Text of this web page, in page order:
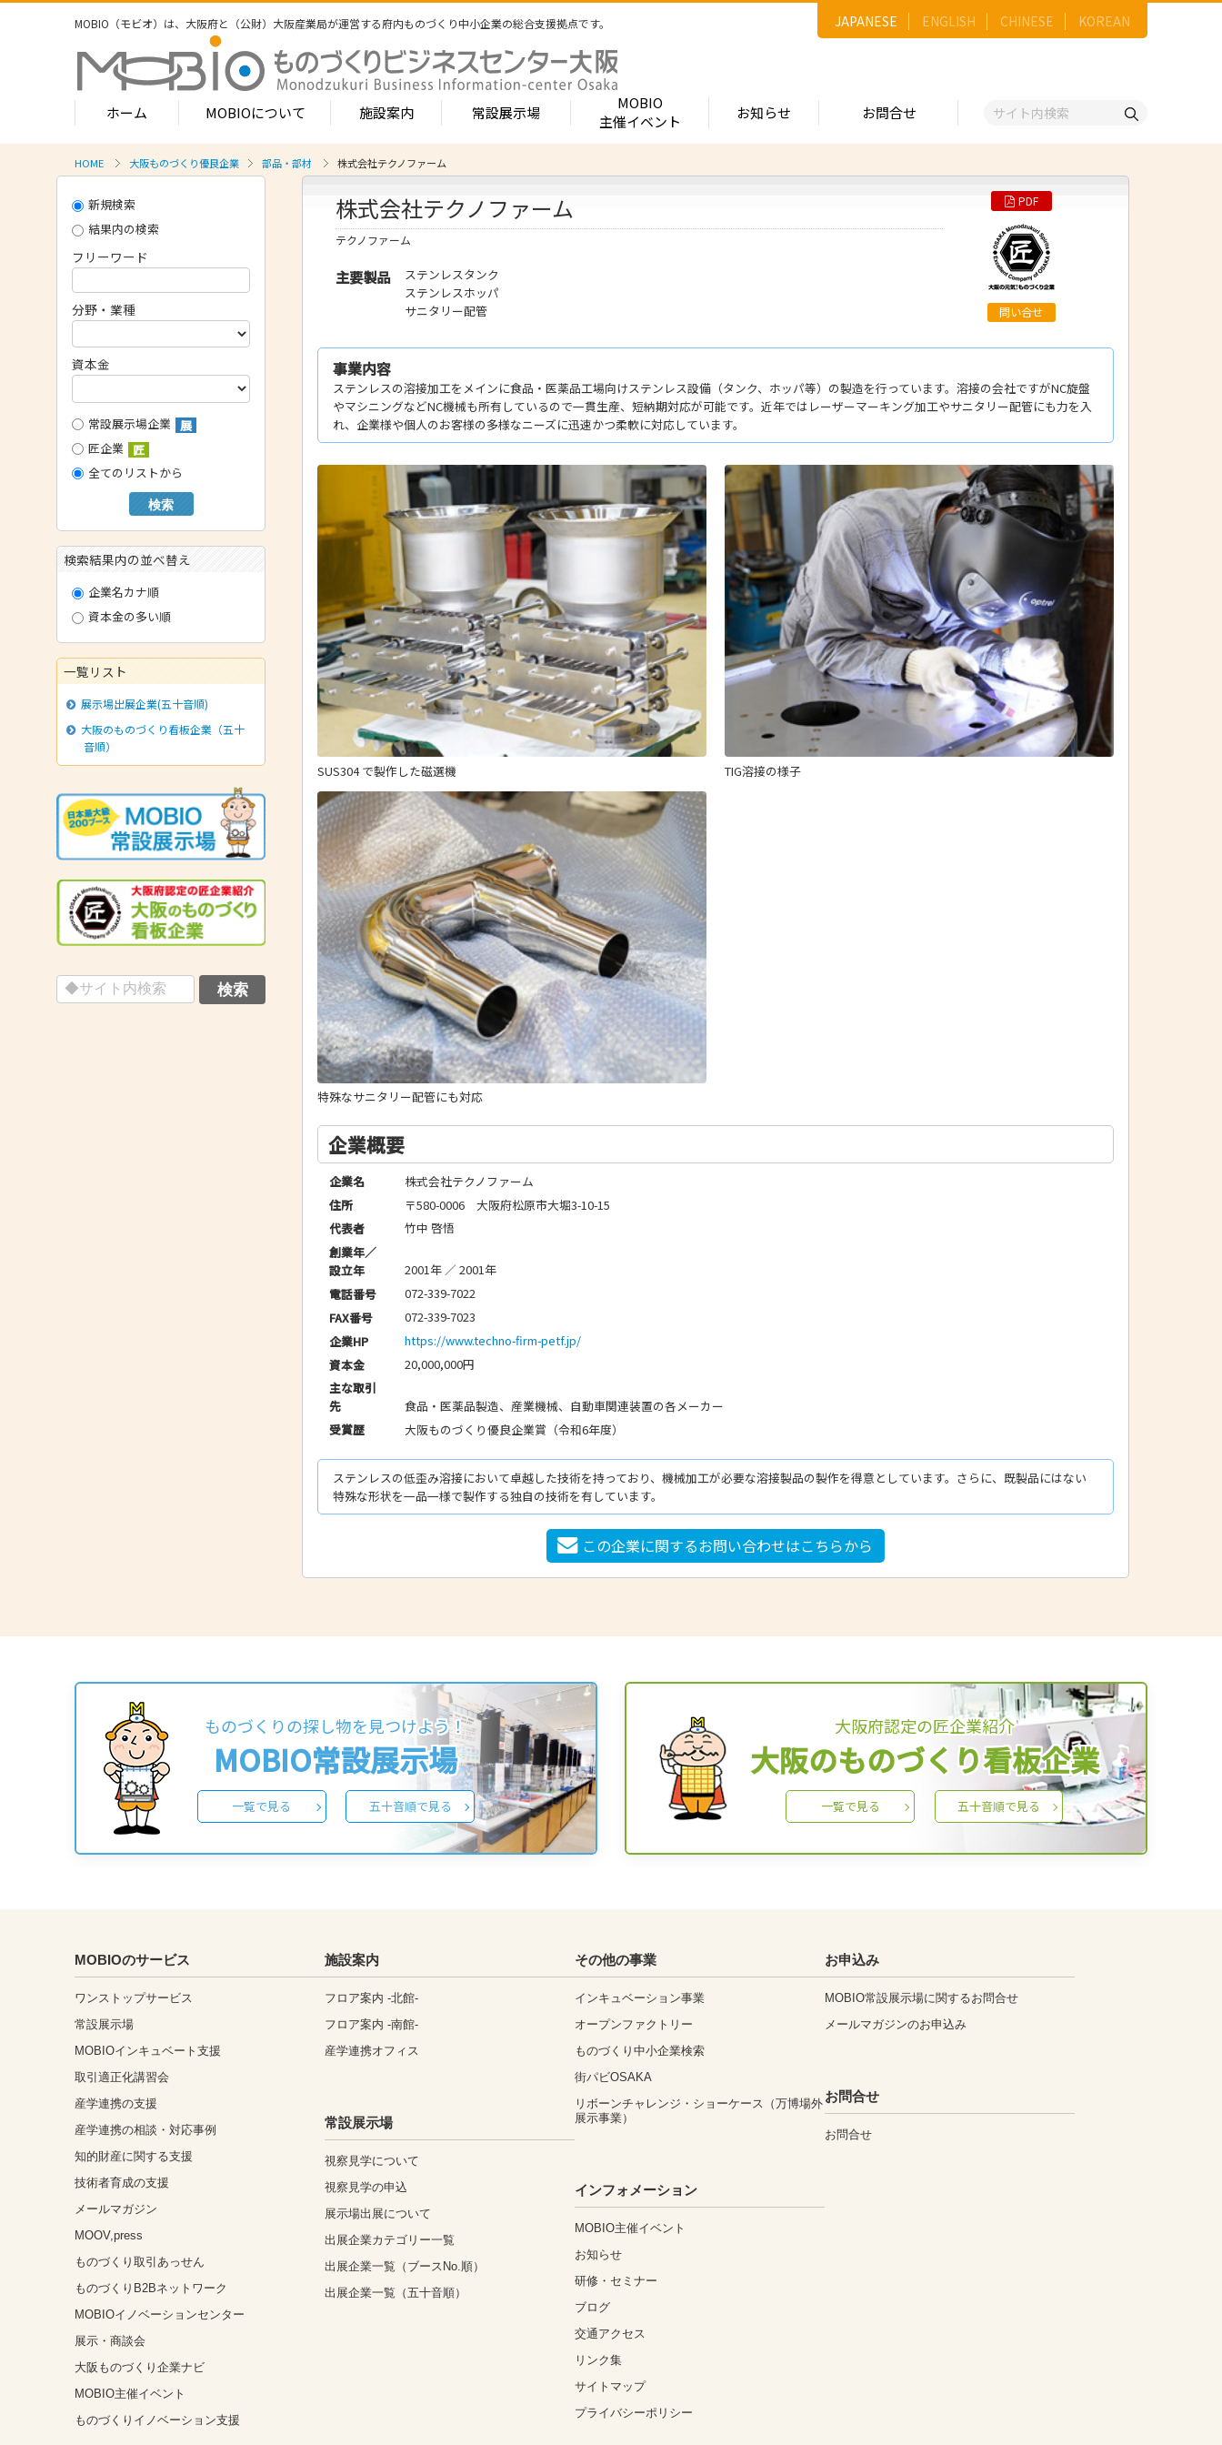
MOBIO（モビオ）は、大阪府と（公財）大阪産業局が運営する府内ものづくり中小企業の総合支援拠点です。 JAPANESE ENGLISH CHINESE KOREAN
ホーム MOBIOについて
MOBIOのサービス
- MOBIOインキュベート支援
- 産学連携の支援
- 産学連携の相談・対応事例
- 知的財産に関する支援
- ものづくり取引あっせん
- MOBIOイノベーションセンター
- 展示・商談会
- 大阪ものづくり企業ナビ
- MOBIO主催イベント
- ものづくりイノベーション支援
- 大阪ものづくり優良企業賞
- 大阪製ブランド認定制度
- 大阪の伝統工芸品
- 大阪ものづくり企業 海外拠点リスト
MOBIOとは
施設案内
- フロア案内 -北館-
1-2階（常設展示企業五十音順一覧）
常設展示場のご案内
4階（インキュベートルーム）
- フロア案内 -南館-
2階
産学連携オフィス
3階
常設展示場
常設展示場
- MOBIO 常設展示場
視察見学について
出展するには？
出展までの流れ
よくある質問
出展企業紹介
出展企業一覧（ブースNo.順）
電子・光学
包装・印刷・繊維
生活関連等
MOBIO
主催イベント
お知らせ お問合せ
HOME 大阪ものづくり優良企業 部品・部材 株式会社テクノファーム
新規検索
結果内の検索
フリーワード
分野・業種
資本金
常設展示場企業
展
匠企業
匠
全てのリストから
検索
検索結果内の並べ替え
企業名カナ順
資本金の多い順
一覧リスト
展示場出展企業(五十音順)
大阪のものづくり看板企業（五十
音順）
株式会社テクノファーム
テクノファーム
主要製品
ステンレスタンク
ステンレスホッパ
サニタリー配管
PDF
問い合せ
事業内容
ステンレスの溶接加工をメインに食品・医薬品工場向けステンレス設備（タンク、ホッパ等）の製造を行っています。溶接の会社ですがNC旋盤
やマシニングなどNC機械も所有しているので一貫生産、短納期対応が可能です。近年ではレーザーマーキング加工やサニタリー配管にも力を入
れ、企業様や個人のお客様の多様なニーズに迅速かつ柔軟に対応しています。
SUS304 で製作した磁選機 TIG溶接の様子
特殊なサニタリー配管にも対応
企業概要
企業名
株式会社テクノファーム
住所
〒580-0006 大阪府松原市大堀3-10-15
代表者
竹中 啓悟
創業年／
設立年
2001年 ／ 2001年
電話番号
072-339-7022
FAX番号
072-339-7023
企業HP
https://www.techno-firm-petf.jp/
資本金
20,000,000円
主な取引
先
食品・医薬品製造、産業機械、自動車関連装置の各メーカー
受賞歴
大阪ものづくり優良企業賞（令和6年度）
ステンレスの低歪み溶接において卓越した技術を持っており、機械加工が必要な溶接製品の製作を得意としています。さらに、既製品にはない
特殊な形状を一品一様で製作する独自の技術を有しています。
この企業に関するお問い合わせはこちらから
ものづくりの探し物を見つけよう！
MOBIO常設展示場
一覧で見る 五十音順で見る
大阪府認定の匠企業紹介
大阪のものづくり看板企業
一覧で見る 五十音順で見る
MOBIOのサービス
ワンストップサービス
常設展示場
MOBIOインキュベート支援
取引適正化講習会
産学連携の支援
産学連携の相談・対応事例
知的財産に関する支援
技術者育成の支援
メールマガジン
MOOV,press
ものづくり取引あっせん
ものづくりB2Bネットワーク
MOBIOイノベーションセンター
展示・商談会
大阪ものづくり企業ナビ
MOBIO主催イベント
ものづくりイノベーション支援
施設案内
フロア案内 -北館-
フロア案内 -南館-
産学連携オフィス
常設展示場
視察見学について
視察見学の申込
展示場出展について
出展企業カテゴリー一覧
出展企業一覧（ブースNo.順）
出展企業一覧（五十音順）
その他の事業
インキュベーション事業
オープンファクトリー
ものづくり中小企業検索
街パビOSAKA
リボーンチャレンジ・ショーケース（万博場外
展示事業）
インフォメーション
MOBIO主催イベント
お知らせ
研修・セミナー
ブログ
交通アクセス
リンク集
サイトマップ
プライバシーポリシー
お申込み
MOBIO常設展示場に関するお問合せ
メールマガジンのお申込み
お問合せ
お問合せ